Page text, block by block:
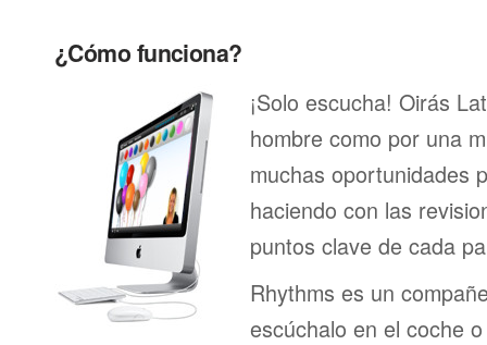
¿Cómo funciona?
¡Solo escucha! Oirás
hombre como por una
muchas oportunidades
haciendo con las
puntos clave de cada
Rhythms es un
escúchalo en el coche